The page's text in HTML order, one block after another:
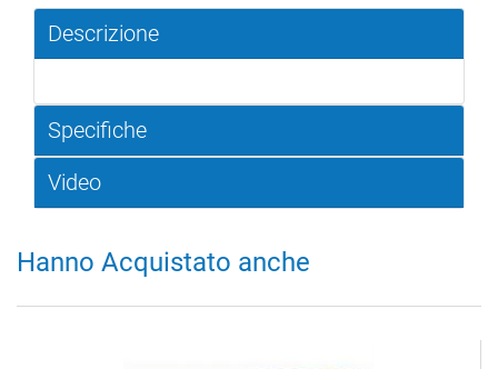
Descrizione
Specifiche
Video
Hanno Acquistato anche